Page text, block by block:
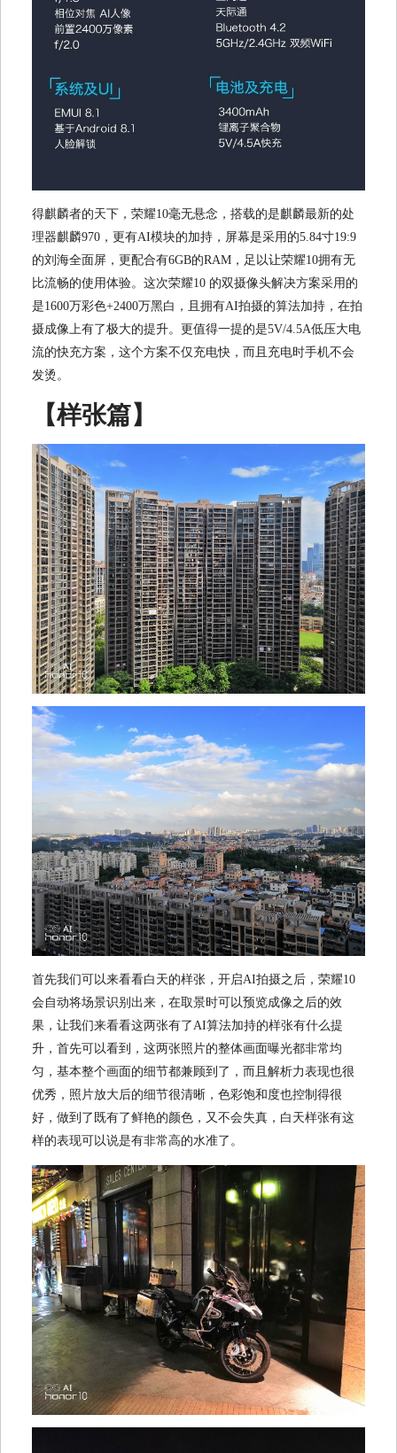
得麒麟者的天下，荣耀10毫无悬念，搭载的是麒麟最新的处
理器麒麟970，更有AI模块的加持，屏幕是采用的5.84寸19:9
的刘海全面屏，更配合有6GB的RAM，足以让荣耀10拥有无
比流畅的使用体验。这次荣耀10 的双摄像头解决方案采用的
是1600万彩色+2400万黑白，且拥有AI拍摄的算法加持，在拍
摄成像上有了极大的提升。更值得一提的是5V/4.5A低压大电
流的快充方案，这个方案不仅充电快，而且充电时手机不会
发烫。
【样张篇】
首先我们可以来看看白天的样张，开启AI拍摄之后，荣耀10
会自动将场景识别出来，在取景时可以预览成像之后的效
果，让我们来看看这两张有了AI算法加持的样张有什么提
升，首先可以看到，这两张照片的整体画面曝光都非常均
匀，基本整个画面的细节都兼顾到了，而且解析力表现也很
优秀，照片放大后的细节很清晰，色彩饱和度也控制得很
好，做到了既有了鲜艳的颜色，又不会失真，白天样张有这
样的表现可以说是有非常高的水准了。